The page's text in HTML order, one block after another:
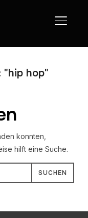
"hip hop"
konnten,
hilft eine Suche.